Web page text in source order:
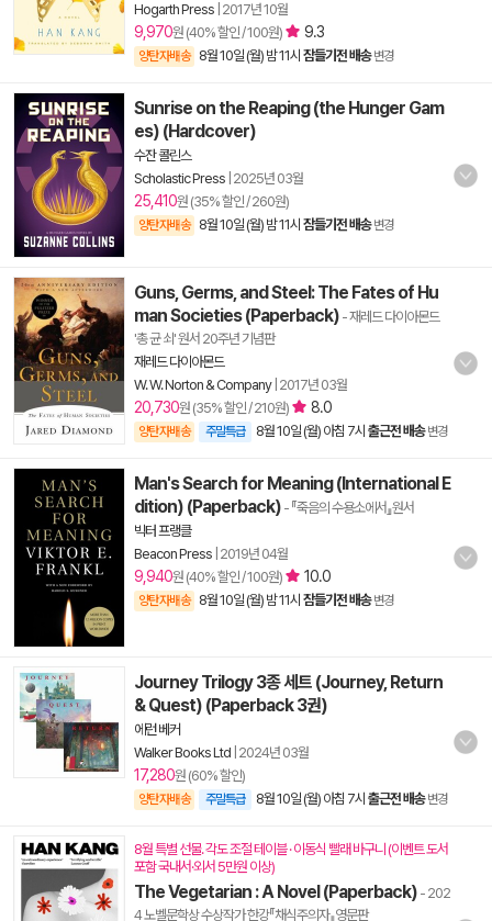
Hogarth Press 2017년 10월
9,970원 (40% 할인 / 100원) 9.3
양탄자배송 8월 10일 (월) 밤 11시 잠들기전 배송 변경
Sunrise on the Reaping (the Hunger Gam
es) (Hardcover)
수잔 콜린스
Scholastic Press 2025년 03월
25,410원 (35% 할인 / 260원)
양탄자배송 8월 10일 (월) 밤 11시 잠들기전 배송 변경
Guns, Germs, and Steel: The Fates of Hu
man Societies (Paperback) - 재레드 다이아몬드
'총 균 쇠' 원서 20주년 기념판
재레드 다이아몬드
W. W. Norton & Company| 2017년 03월
20,730원 (35% 할인 / 210원) 8.0
양탄자배송 주말특급 8월 10일 (월) 아침 7시 출근전 배송 변경
Man's Search for Meaning (International E
dition) (Paperback) - 『죽음의 수용소에서』원서
빅터 프랭클
Beacon Press 2019년 04월
9,940원 (40% 할인 / 100원) 10.0
양탄자배송 8월 10일 (월) 밤 11시 잠들기전 배송 변경
Journey Trilogy 3종 세트 (Journey, Return
& Quest) (Paperback 3권)
에런 베커
Walker Books Ltd 2024년 03월
17,280원 (60% 할인)
양탄자배송 주말특급 8월 10일 (월) 아침 7시 출근전 배송 변경
8월 특별 선물. 각도 조절 테이블 · 이동식 빨래 바구니 (이벤트 도서
포함 국내서·외서 5만원 이상)
The Vegetarian : A Novel (Paperback) - 202
4 노벨문학상 수상작가 한강『채식주의자』영문판